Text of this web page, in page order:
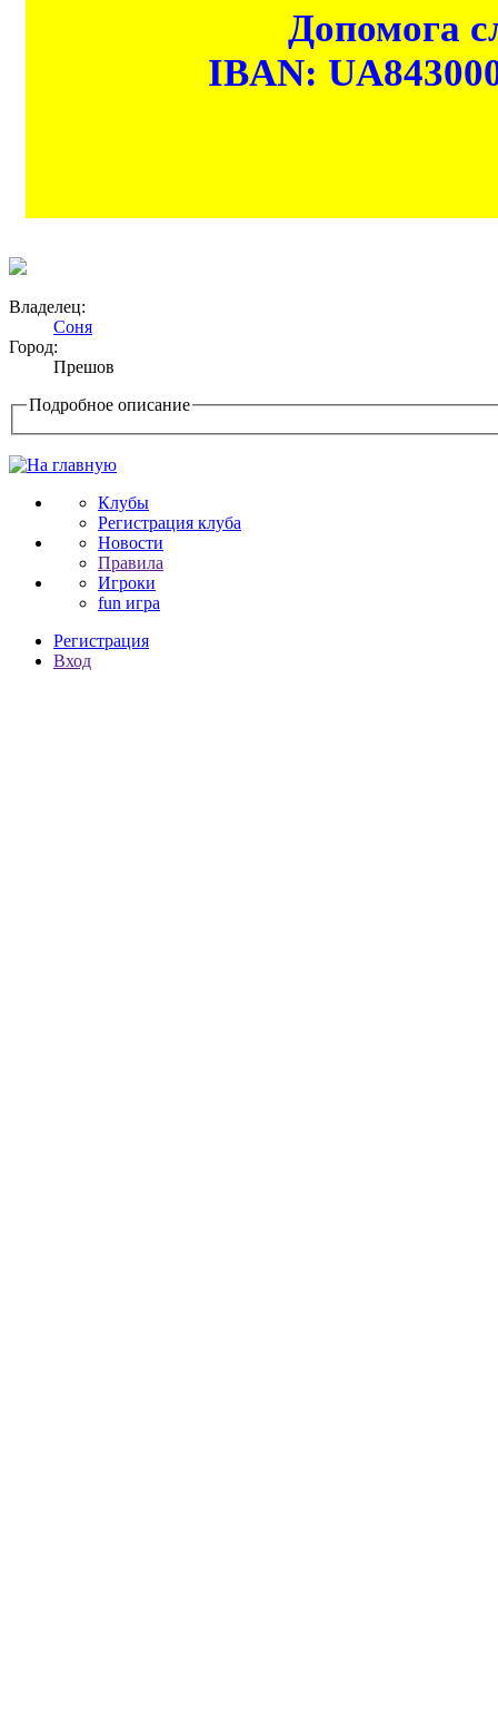
Допомога
IBAN:
Владелец:
Соня
Город:
Прешов
Подробное описание
Клубы
Регистрация клуба
Новости
Правила
Игроки
fun игра
Регистрация
Вход